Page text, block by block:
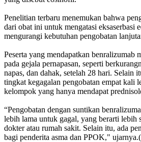
Penelitian terbaru menemukan bahwa
dari obat ini untuk mengatasi eksaserbasi
mengurangi kebutuhan pengobatan
Peserta yang mendapatkan benralizumab
pada gejala pernapasan, seperti
napas, dan dahak, setelah 28 hari. Selain
tingkat kegagalan pengobatan empat kali
kelompok yang hanya mendapat
“Pengobatan dengan suntikan
lebih lama untuk gagal, yang berarti lebih
dokter atau rumah sakit. Selain itu, ada
bagi penderita asma dan PPOK,"